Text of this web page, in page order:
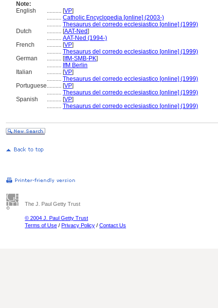
Note:
English
.......... [VP]
.......... Catholic Encyclopedia [online] (2003-)
.......... Thesaurus del corredo ecclesiastico [online] (1999)
Dutch
.......... [AAT-Ned]
.......... AAT-Ned (1994-)
French
.......... [VP]
.......... Thesaurus del corredo ecclesiastico [online] (1999)
German
.......... [IfM-SMB-PK]
.......... IfM Berlin
Italian
.......... [VP]
.......... Thesaurus del corredo ecclesiastico [online] (1999)
Portuguese.......... [VP]
.......... Thesaurus del corredo ecclesiastico [online] (1999)
Spanish
.......... [VP]
.......... Thesaurus del corredo ecclesiastico [online] (1999)
The J. Paul Getty Trust
© 2004 J. Paul Getty Trust
Terms of Use / Privacy Policy / Contact Us